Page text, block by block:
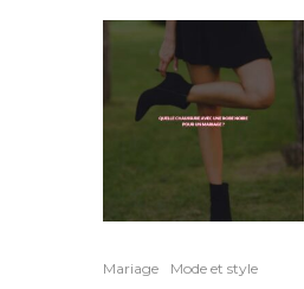
Mariage Mode et style